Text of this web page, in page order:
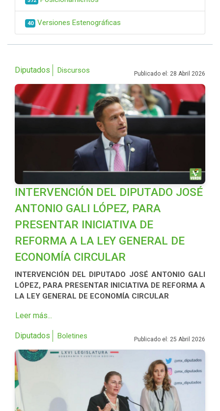
40 Versiones Estenográficas
Diputados Discursos Publicado el: 28 Abril 2026
INTERVENCIÓN DEL DIPUTADO JOSÉ
ANTONIO GALI LÓPEZ, PARA
PRESENTAR INICIATIVA DE
REFORMA A LA LEY GENERAL DE
ECONOMÍA CIRCULAR
INTERVENCIÓN DEL DIPUTADO JOSÉ ANTONIO GALI
LÓPEZ, PARA PRESENTAR INICIATIVA DE REFORMA A
LA LEY GENERAL DE ECONOMÍA CIRCULAR
Leer más...
Diputados Boletines Publicado el: 25 Abril 2026